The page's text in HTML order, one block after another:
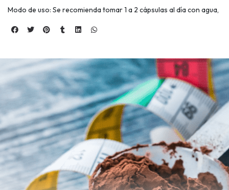
Modo de uso: Se recomienda tomar 1 a 2 cápsulas al día con agua,